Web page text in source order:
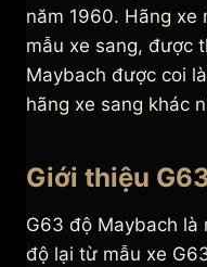
năm 1960. Hãng xe
mẫu xe sang, được
Maybach được coi
hãng xe sang khác
Giới thiệu
G63 độ Maybach là
độ lại từ mẫu xe